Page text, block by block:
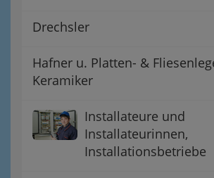
Drechsler
Hafner u. Platten- &
Keramiker
Installateure und
Installateurinnen,
Installationsbetriebe